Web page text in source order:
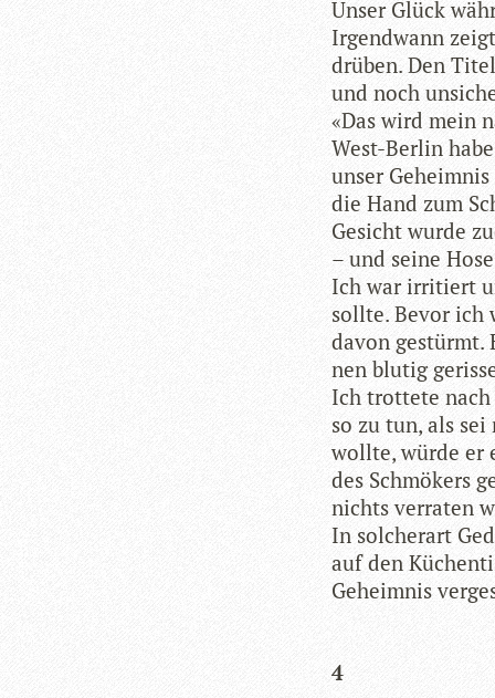
Unser Glück
Irgend­wann
drü­ben. Den
und noch
«Das wird mein
West-Ber­lin
unser
die Hand zum
Gesicht wurde
– und seine
Ich war irri­tiert
sollte. Bevor ich
davon gestürmt.
nen blu­tig
Ich trot­tete nach
so zu tun, als
wollte, würde er
des Schmö­kers
nichts ver­ra­ten
In sol­cher­art
auf den
Geheim­nis
4